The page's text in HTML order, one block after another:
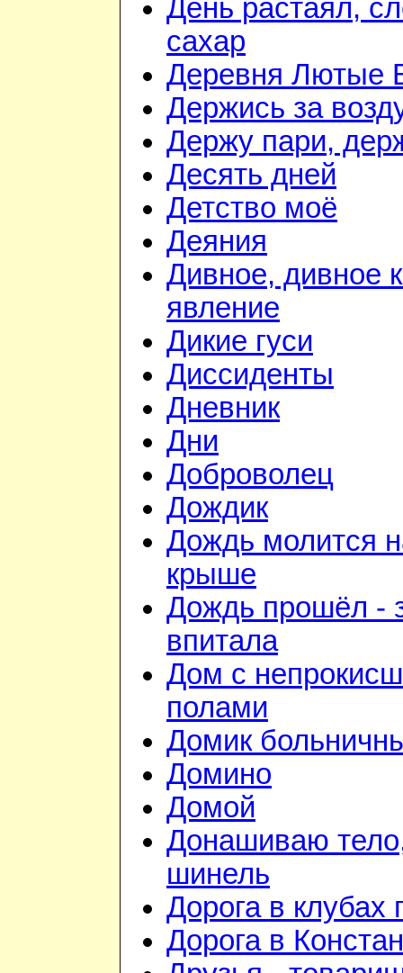
День растаял,
сахар
Деревня Лютые
Держись за
Держу пари,
Десять дней
Детство моё
Деяния
Дивное, дивное
явление
Дикие гуси
Диссиденты
Дневник
Дни
Доброволец
Дождик
Дождь молится
крыше
Дождь прошёл -
впитала
Дом с
полами
Домик
Домино
Домой
Донашиваю
шинель
Дорога в клубах
Дорога в